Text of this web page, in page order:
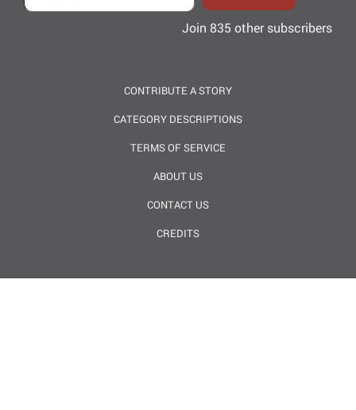
Join 835 other subscribers
CONTRIBUTE A STORY
CATEGORY DESCRIPTIONS
TERMS OF SERVICE
ABOUT US
CONTACT US
CREDITS